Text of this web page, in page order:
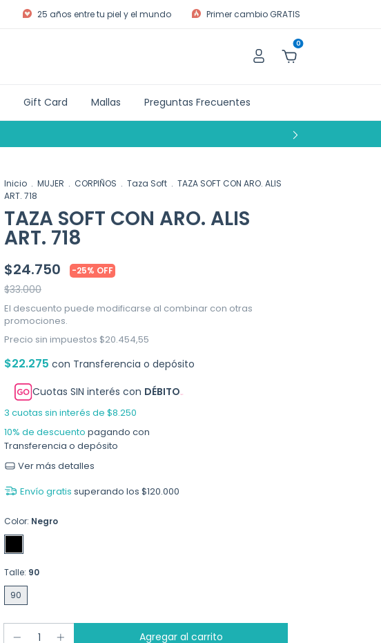
25 años entre tu piel y el mundo Primer cambio GRATIS
0
Gift Card Mallas Preguntas Frecuentes
Inicio . MUJER . CORPIÑOS . Taza Soft . TAZA SOFT CON ARO. ALIS
ART. 718
TAZA SOFT CON ARO. ALIS
ART. 718
$24.750 -25% OFF
$33.000
El descuento puede modificarse al combinar con otras
promociones.
Precio sin impuestos $20.454,55
$22.275 con Transferencia o depósito
Cuotas SIN interés con DÉBITO
3 cuotas sin interés de $8.250
10% de descuento pagando con
Transferencia o depósito
Ver más detalles
Envío gratis superando los $120.000
Color: Negro
Talle: 90
90